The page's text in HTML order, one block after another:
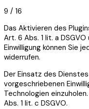
9 / 16
Das Aktivieren des
Art. 6 Abs. 1 lit. a
Einwilligung können Sie
widerrufen.
Der Einsatz des
vorgeschriebenen
Technologien
Abs. 1 lit. c DSGVO.